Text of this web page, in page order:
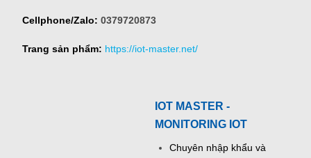
Cellphone/Zalo: 0379720873
Trang sản phẩm: https://iot-master.net/
IOT MASTER -
MONITORING IOT
Chuyên nhập khẩu và